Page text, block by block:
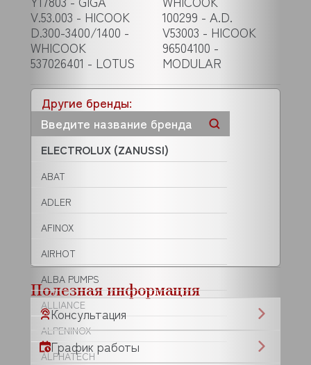
Другие бренды:
ELECTROLUX (ZANUSSI)
ABAT
ADLER
AFINOX
AIRHOT
ALBA PUMPS
ALLIANCE
ALPENINOX
ALPHATECH
V.53.003 - HICOOK
D.300-3400/1400 -
WHICOOK
537026401 - LOTUS
100299 - A.D.
V53003 - HICOOK
96504100 -
MODULAR
Полезная информация
Консультация
График работы